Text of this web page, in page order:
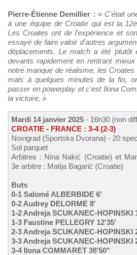
Pierre-Étienne Demillier : « C'était
à une équipe de Croatie qui est la
Les Croates ont de l'expérience et
essayé de faire valoir d'autres
déplacements. Le match a été plutôt
devants rapidement en rentrant
notre manque de réalisme, les
mais à quelques minutes de la fin,
passer en powerplay et c'est Ilona
la victoire. »
Mardi 14 janvier 2025 - 16h30 (non
CROATIE - FRANCE : 3-4 (2-3)
Novigrad (Sportska Dvorana) - 20
Sol parquet
Arbitres : Nina Nakić (Croatie) et
3e arbitre : Matija Bagarić (Croatie)
Buts
0-1 Salomé ALBERBIDE 6'
0-2 Audrey DELORME 8'
1-2 Andreja SCUKANEC-HOPINSKI
1-3 Faustine PELLEGRY 12'35'
2-3 Andreja SCUKANEC-HOPINSKI
3-3 Andreja SCUKANEC-HOPINSKI
3-4 Ilona COMMARET 38'50"